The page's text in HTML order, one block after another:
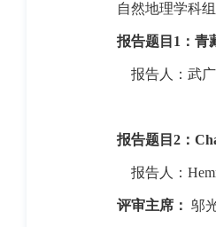
自然地理学科组
报告题目 1 ：
报告人：武
报告题目 2 ：
报告人：
评审主席： 邬